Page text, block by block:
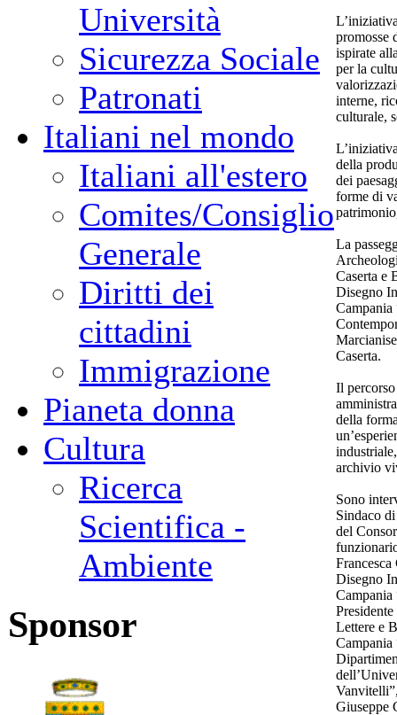
Università
Sicurezza Sociale
Patronati
Italiani nel mondo
Italiani all'estero
Comites/Consiglio
Generale
Diritti dei
cittadini
Immigrazione
Pianeta donna
Cultura
Ricerca
Scientifica -
Ambiente
Sponsor
promosse
ispirate
per la
interne,
culturale,
della
dei
forme di
La
Caserta e
Disegno
Caserta.
Il
della
archivio
Sono
Sindaco
del
Disegno
Lettere e
Giuseppe